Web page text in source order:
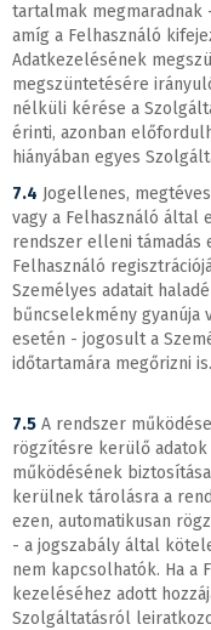
tartalmak megmaradnak
amíg a Felhasználó
Adatkezelésének
megszüntetésére
nélküli kérése a
érinti, azonban
hiányában egyes
7.4 Jogellenes,
vagy a Felhasználó
rendszer elleni támadás
Felhasználó
Személyes adatait
bűncselekmény gyanúja
esetén - jogosult a
időtartamára megőrizni is.
7.5 A rendszer
rögzítésre kerülő
működésének
kerülnek tárolásra a
ezen, automatikusan
- a jogszabály által
nem kapcsolhatók. Ha a
kezeléséhez adott
Szolgáltatásról